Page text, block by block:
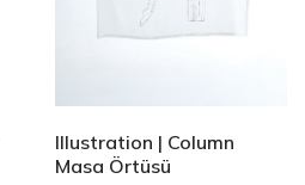
Illustration | Column
Masa Örtüsü